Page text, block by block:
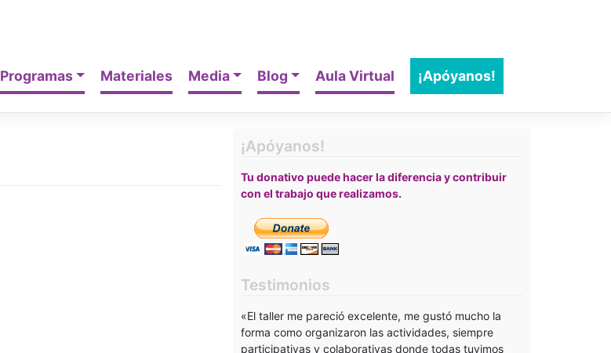
Programas Materiales Media Blog Aula Virtual ¡Apóyanos!
¡Apóyanos!
Tu donativo puede hacer la diferencia y contribuir
con el trabajo que realizamos.
Testimonios
«El taller me pareció excelente, me gustó mucho la
forma como organizaron las actividades, siempre
participativas y colaborativas donde todas tuvimos